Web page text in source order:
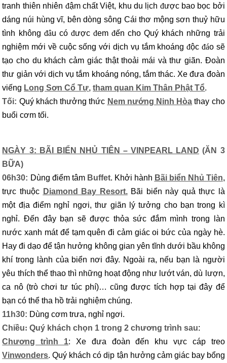
tranh thiên nhiên đậm chất Việt, khu du lịch được bao bọc bởi
dáng núi hùng vĩ, bên dòng sông Cái thơ mộng sơn thuỷ hữu
tình không đâu có được đemđến cho Quý khách những trải
nghiệm mới về cuộc sống với dịch vụ tắm khoángđộc đáo sẽ
tạo cho du khách cảm giác thật thoải mái và thư giãn. Đoàn
thư giản với dịch vụ tắm khoáng nóng, tắm thác. Xe đưa đoàn
viếng Long Sơn Cổ Tự,tham quan Kim Thân Phật Tổ.
Tối: Quý khách thưởng thức Nem nướng Ninh Hòa thay cho
buổi cơm tối.
NGÀY 3: BÃI BIỂN NHỦ TIÊN – VINPEARL LAND (ĂN 3
BỮA)
06h30: Dùng điểm tâm Buffet. Khởi hành Bãi biển Nhủ Tiên,
trực thuộc Diamond Bay Resort. Bãi biển này quả thực là
một địa điểm nghỉ ngơi, thư giãn lý tưởng cho bạn trong kì
nghỉ. Đến đây bạn sẽ được thỏa sức đắm mình trong làn
nước xanh mát để tạm quên đi cảm giác oi bức của ngày hè.
Hay đi dạo để tận hưởng không gian yên tĩnh dưới bầu không
khí trong lành của biển nơi đây. Ngoài ra, nếu bạn là người
yêu thích thể thao thì những hoạt động như lướt ván, dù lượn,
ca nô (trò chơi tư túc phí)… cũng được tích hợp tại đây để
bạn có thể tha hồ trải nghiệm chúng.
11h30: Dùng cơm trưa, nghỉ ngơi.
Chiều:Quý khách chọn 1 trong 2 chương trình sau:
Chương trình 1: Xe đưa đoàn đến khu vực cáp treo
Vinwonders. Quý khách có dịp tận hưởng cảm giác bay bổng